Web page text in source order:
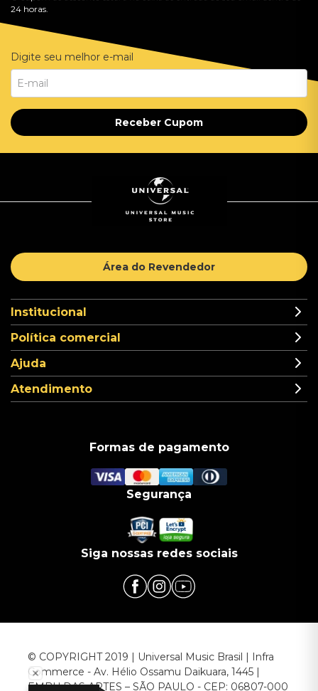
24 horas.
Digite seu melhor e-mail
Receber Cupom
Área do Revendedor
Institucional
Política comercial
Ajuda
Atendimento
Formas de pagamento
Segurança
Siga nossas redes sociais
© COPYRIGHT 2019 | Universal Music Brasil | Infra
Commerce - Av. Hélio Ossamu Daikuara, 1445 |
EMBU DAS ARTES – SÃO PAULO - CEP: 06807-000